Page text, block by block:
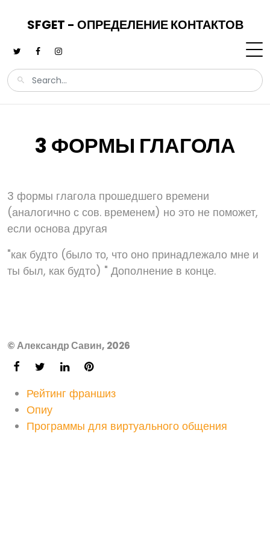
SFGET - ОПРЕДЕЛЕНИЕ КОНТАКТОВ
3 ФОРМЫ ГЛАГОЛА
3 формы глагола прошедшего времени
(аналогично с сов. временем) но это не поможет,
если основа другая
"как будто (было то, что оно принадлежало мне и
ты был, как будто) " Дополнение в конце.
© Александр Савин, 2026
Рейтинг франшиз
Опиу
Программы для виртуального общения